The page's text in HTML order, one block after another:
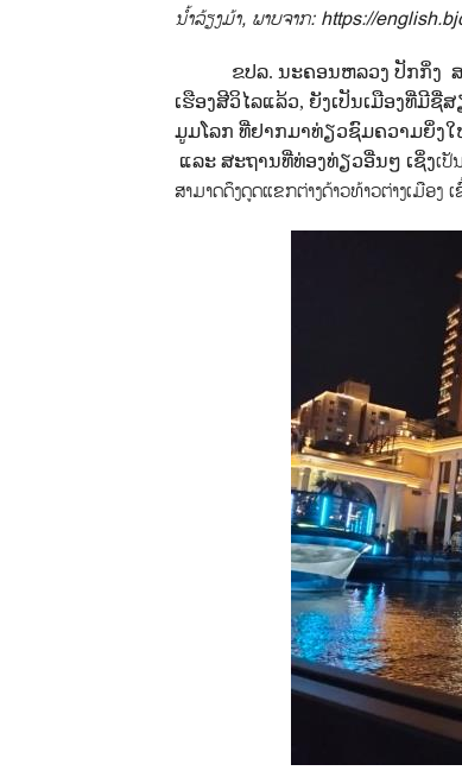
ນ້ຳລ້ຽງມ້າ, ພາບຈາກ: https://
ຂປລ. ນະຄອນຫລວງ ປັກກິ່ງ
ເຮືອງສີວິໄລແລ້ວ, ຍັງເປັນເມືອງທີ່ມີ
ມູມໂລກ ທີ່ຢາກມາທ່ຽວຊົມຄວາມຍິ່ງ
ແລະ ສະຖານທີ່ທ່ອງທ່ຽວອື່ນໆ ເຊິ່ງເປັ
ສາມາດດຶງດູດແຂກຕ່າງດ້າວທ້າວຕ່າງເມືອ